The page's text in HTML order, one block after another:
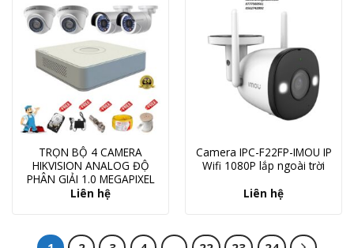
TRỌN BỘ 4 CAMERA
HIKVISION ANALOG ĐỘ
PHÂN GIẢI 1.0 MEGAPIXEL
Liên hệ
Camera IPC-F22FP-IMOU IP
Wifi 1080P lắp ngoài trời
Liên hệ